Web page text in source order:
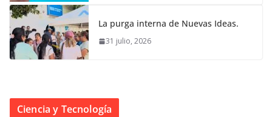
La purga interna de Nuevas Ideas.
31 julio, 2026
Ciencia y Tecnología